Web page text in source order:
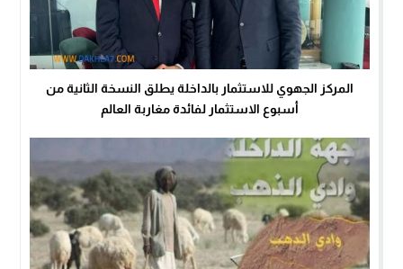
المركز الجهوي للاستثمار بالداخلة يطلق النسخة الثانية من
أسبوع الاستثمار لفائدة مغاربة العالم